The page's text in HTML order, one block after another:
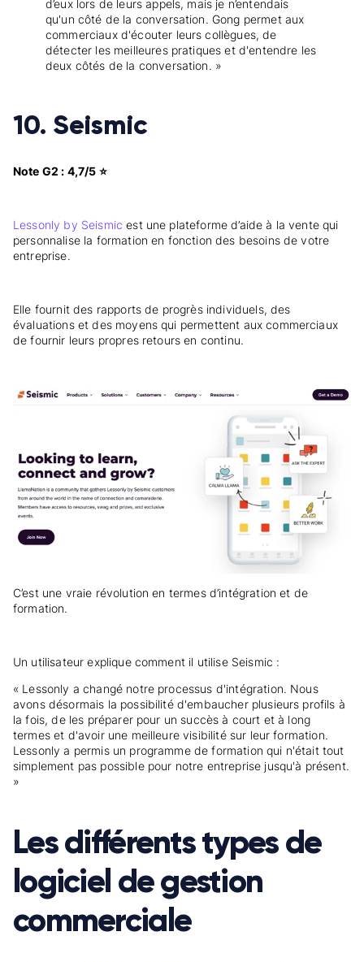
d’eux lors de leurs appels, mais je n’entendais
qu'un côté de la conversation. Gong permet aux
commerciaux d'écouter leurs collègues, de
détecter les meilleures pratiques et d'entendre les
deux côtés de la conversation. »
10. Seismic
Note G2 : 4,7/5 ⭐
Lessonly by Seismic est une plateforme d’aide à la vente qui
personnalise la formation en fonction des besoins de votre
entreprise.
Elle fournit des rapports de progrès individuels, des
évaluations et des moyens qui permettent aux commerciaux
de fournir leurs propres retours en continu.
C’est une vraie révolution en termes d’intégration et de
formation.
Un utilisateur explique comment il utilise Seismic :
« Lessonly a changé notre processus d'intégration. Nous
avons désormais la possibilité d'embaucher plusieurs profils à
la fois, de les préparer pour un succès à court et à long
termes et d'avoir une meilleure visibilité sur leur formation.
Lessonly a permis un programme de formation qui n'était tout
simplement pas possible pour notre entreprise jusqu'à présent.
»
Les différents types de
logiciel de gestion
commerciale